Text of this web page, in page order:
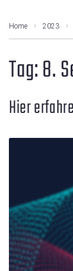
Home 2023
Tag:8.
Hier